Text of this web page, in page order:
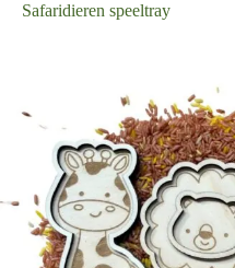
Safaridieren speeltray